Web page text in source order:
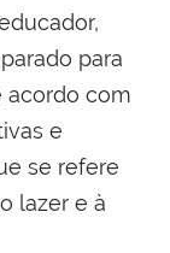
para
acordo com
e
se refere
lazer e à